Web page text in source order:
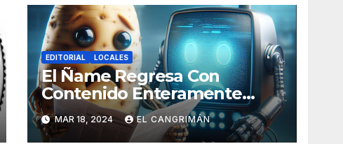
EDITORIAL LOCALES
El Ñame Regresa Con
Contenido Enteramente
Generado Por Inteligencia
Artificial
MAR 18, 2024 EL CANGRIMÁN